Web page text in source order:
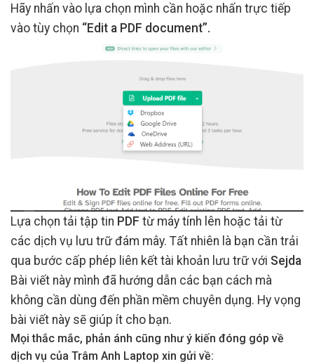
Hãy nhấn vào lựa chọn mình cần hoặc nhấn trực tiếp
vào tùy chọn “Edit a PDF document”.
Lựa chọn tải tập tin PDF từ máy tính lên hoặc tải từ
các dịch vụ lưu trữ đám mây. Tất nhiên là bạn cần trải
qua bước cấp phép liên kết tài khoản lưu trữ với Sejda
Bài viết này mình đã hướng dẫn các bạn cách mà
không cần dùng đến phần mềm chuyên dụng. Hy vọng
bài viết này sẽ giúp ít cho bạn.
Mọi thắc mắc, phản ánh cũng như ý kiến đóng góp về
dịch vụ của Trâm Anh Laptop xin gửi về: